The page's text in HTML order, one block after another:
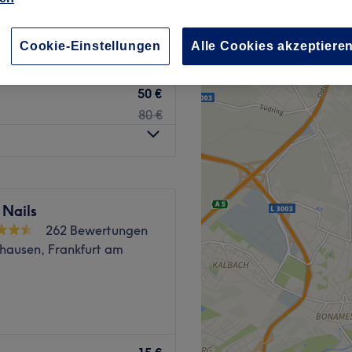
50 €
80 €
262 Bewertungen
Frankfurt am
Cookie-Einstellungen Alle Cookies